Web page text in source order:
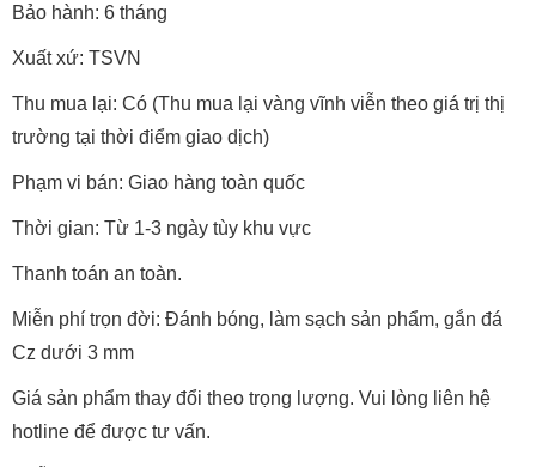
Bảo hành: 6 tháng
Xuất xứ: TSVN
Thu mua lại: Có (Thu mua lại vàng vĩnh viễn theo giá trị thị
trường tại thời điểm giao dịch)
Phạm vi bán: Giao hàng toàn quốc
Thời gian: Từ 1-3 ngày tùy khu vực
Thanh toán an toàn.
Miễn phí trọn đời: Đánh bóng, làm sạch sản phẩm, gắn đá
Cz dưới 3 mm
Giá sản phẩm thay đổi theo trọng lượng. Vui lòng liên hệ
hotline để được tư vấn.